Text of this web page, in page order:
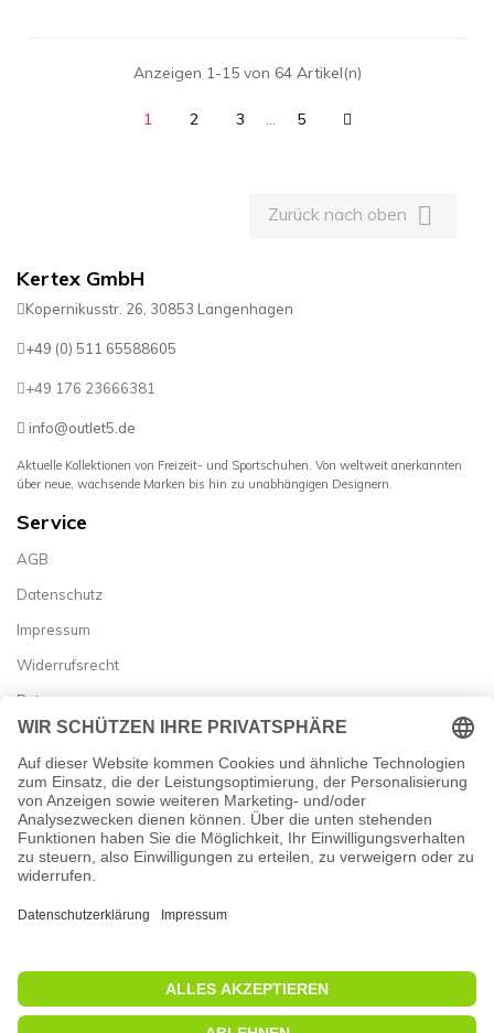
Anzeigen 1-15 von 64 Artikel(n)
1 2 3 … 5
Zurück nach oben 
Kertex GmbH
Kopernikusstr. 26, 30853 Langenhagen
+49 (0) 511 65588605
+49 176 23666381
info@outlet5.de
Aktuelle Kollektionen von Freizeit- und Sportschuhen. Von weltweit anerkannten
über neue, wachsende Marken bis hin zu unabhängigen Designern.
Service
AGB
Datenschutz
Impressum
Widerrufsrecht
Retoure
Zahlung & Versand
Vertrag widerrufen
Allgemein
 
Newsletter
Abonnieren Sie unseren Newsletter und erfahren Sie als Erster